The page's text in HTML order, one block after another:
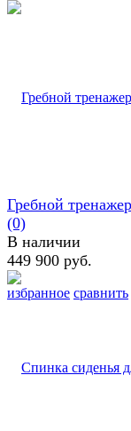
избранное сравнить
Гребной
(0)
В наличии
449 900 руб.